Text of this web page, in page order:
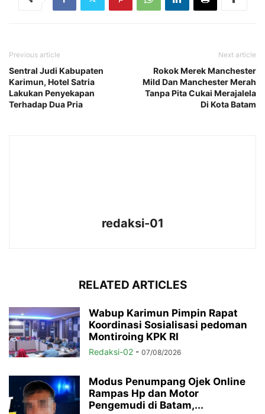
Previous article
Sentral Judi Kabupaten
Karimun, Hotel Satria
Lakukan Penyekapan
Terhadap Dua Pria
Next article
Rokok Merek Manchester
Mild Dan Manchester Merah
Tanpa Pita Cukai Merajalela
Di Kota Batam
redaksi-01
RELATED ARTICLES
Wabup Karimun Pimpin Rapat
Koordinasi Sosialisasi pedoman
Montiroing KPK RI
Redaksi-02 - 07/08/2026
Modus Penumpang Ojek Online
Rampas Hp dan Motor
Pengemudi di Batam,...